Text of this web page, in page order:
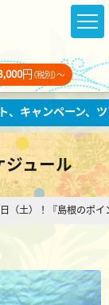
円 （税別）～
、キャンペーン、
ジュール
（土）！『島根のポイ